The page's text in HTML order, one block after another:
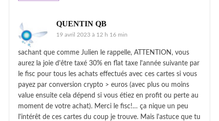
QUENTIN QB
19 avril 2023 à 12 h 16 min
sachant que comme Julien le rappelle, ATTENTION, vous
aurez la joie d'être taxé 30% en flat taxe l'année suivante par
le fisc pour tous les achats effectués avec ces cartes si vous
payez par conversion crypto > euros (avec plus ou moins
value ensuite cela dépend si vous étiez en profit ou perte au
moment de votre achat). Merci le fisc!… ça nique un peu
l'intérêt de ces cartes du coup je trouve. Mais l'astuce que tu